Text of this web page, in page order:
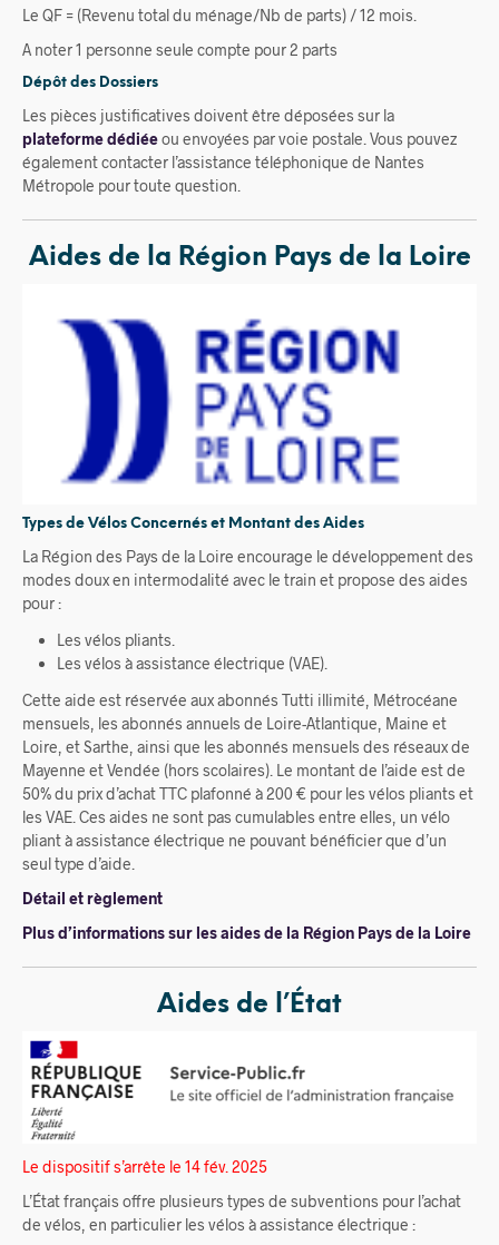
Le QF = (Revenu total du ménage/Nb de parts) / 12 mois.
A noter 1 personne seule compte pour 2 parts
Dépôt des Dossiers
Les pièces justificatives doivent être déposées sur la
plateforme dédiéeou envoyées par voie postale. Vous pouvez
également contacter l’assistance téléphonique de Nantes
Métropole pour toute question.
Aides de la Région Pays de la Loire
Types de Vélos Concernés et Montant des Aides
La Région des Pays de la Loire encourage le développement des
modes doux en intermodalité avec le train et propose des aides
pour :
Les vélos pliants.
Les vélos à assistance électrique (VAE).
Cette aide est réservée aux abonnés Tutti illimité, Métrocéane
mensuels, les abonnés annuels de Loire-Atlantique, Maine et
Loire, et Sarthe, ainsi que les abonnés mensuels des réseaux de
Mayenne et Vendée (hors scolaires). Le montant de l’aide est de
50% du prix d’achat TTC plafonné à 200 € pour les vélos pliants et
les VAE. Ces aides ne sont pas cumulables entre elles, un vélo
pliant à assistance électrique ne pouvant bénéficier que d’un
seul type d’aide.
Détail et règlement
Plus d’informations sur les aides de la Région Pays de la Loire
Aides de l’État
Le dispositif s’arrête le 14 fév. 2025
L’État français offre plusieurs types de subventions pour l’achat
de vélos, en particulier les vélos à assistance électrique :